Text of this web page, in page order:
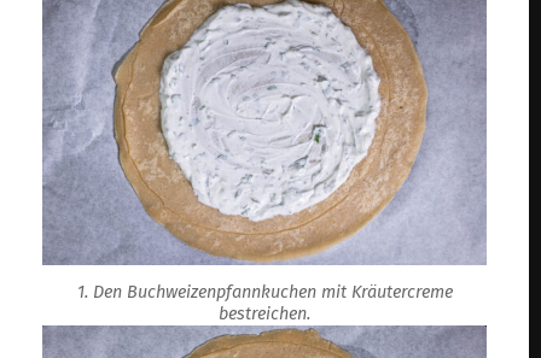
1. Den Buchweizenpfannkuchen mit Kräutercreme
bestreichen.